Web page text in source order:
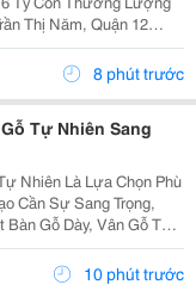
Thị Năm, Quận 12
Hiện Hữu, Tiện Ích Đầy
Đủ. Diện Tích: 4M &Times; 20M Nhà...
8 phút trước
Tự Nhiên Sang
Nhiên Là Lựa Chọn Phù
Cần Sự Sang Trọng,
Gỗ Dày, Vân Gỗ Tự
Chân Sắt Hiện Đại,
Tế. Mẫu Bàn10 phút trước